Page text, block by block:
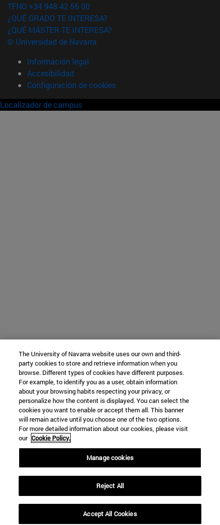
TFNO +34 948 42 56 00
¿QUÉ GRADO TE INTERESA?
¿QUÉ MÁSTER TE INTERESA?
© Universidad de Navarra
Información legal
Accesibilidad
Configuración de cookies
Localizador de campus
The University of Navarra website uses our own and third-
party cookies to store and retrieve information when you
browse. Different types of cookies have different purposes.
For example, to identify you as a user, obtain information
about your browsing habits respecting your privacy, or
personalize how the content is displayed. You can select the
cookies you want to enable or accept them all. This banner
will remain active until you choose one of the two options.
For more detailed information about our cookies, please visit
our Cookie Policy.
Manage cookies
Reject All
Accept All Cookies